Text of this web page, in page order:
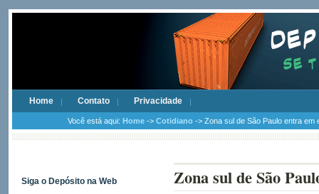
Home Contato Privacidade
Você está aqui: Home -> Cotidiano -> Zona sul de São Paulo entra
Siga o Depósito na Web Zona sul de São